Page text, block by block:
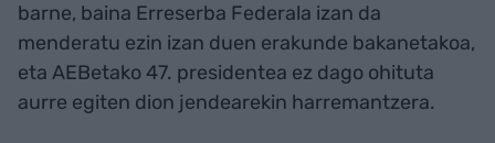
barne, baina Erreserba Federala izan da
menderatu ezin izan duen erakunde bakanetakoa,
eta AEBetako 47. presidentea ez dago ohituta
aurre egiten dion jendearekin harremantzera.